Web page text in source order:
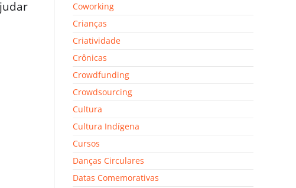
Coworking
Crianças
Criatividade
Crônicas
Crowdfunding
Crowdsourcing
Cultura
Cultura Indígena
Cursos
Danças Circulares
Datas Comemorativas